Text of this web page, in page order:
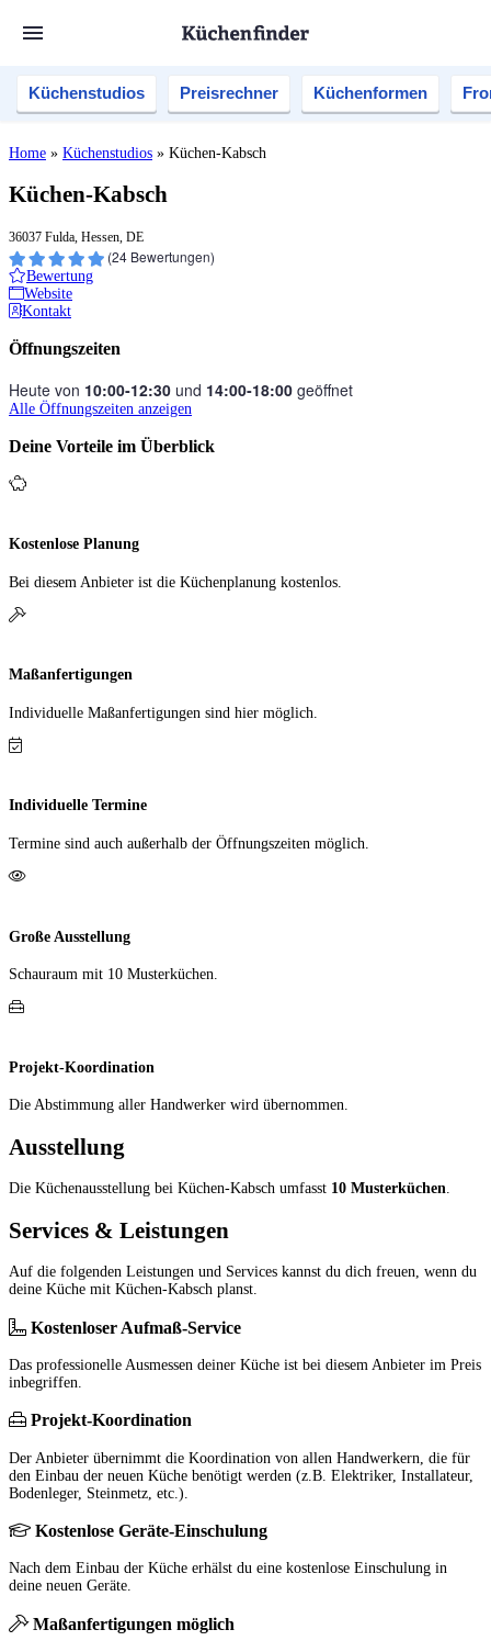
Küchenstudios Preisrechner Küchenformen
Home » Küchenstudios » Küchen-Kabsch
Küchen-Kabsch
36037 Fulda, Hessen, DE
(24 Bewertungen)
Bewertung
Website
Kontakt
Öffnungszeiten
Heute von 10:00‑12:30 und 14:00‑18:00 geöffnet
Alle Öffnungszeiten anzeigen
Deine Vorteile im Überblick
Kostenlose Planung
Bei diesem Anbieter ist die Küchen­planung kostenlos.
Maßanfertigungen
Individuelle Maß­anfer­tigungen sind hier möglich.
Individuelle Termine
Termine sind auch außerhalb der Öffnungs­zeiten möglich.
Große Ausstellung
Schauraum mit 10 Muster­küchen.
Projekt-Koordination
Die Abstimmung aller Hand­werker wird übernommen.
Ausstellung
Die Küchenausstellung bei Küchen-Kabsch umfasst 10 Musterküchen.
Services & Leistungen
Auf die folgenden Leistungen und Services kannst du dich freuen, wenn du
deine Küche mit Küchen-Kabsch planst.
Kostenloser Aufmaß-Service
Das professionelle Ausmessen deiner Küche ist bei diesem Anbieter im Preis
inbegriffen.
Projekt-Koordination
Der Anbieter übernimmt die Koordination von allen Handwerkern, die für
den Einbau der neuen Küche benötigt werden (z.B. Elektriker, Installateur,
Bodenleger, Steinmetz, etc.).
Kostenlose Geräte-Einschulung
Nach dem Einbau der Küche erhälst du eine kostenlose Einschulung in
deine neuen Geräte.
Maßanfertigungen möglich